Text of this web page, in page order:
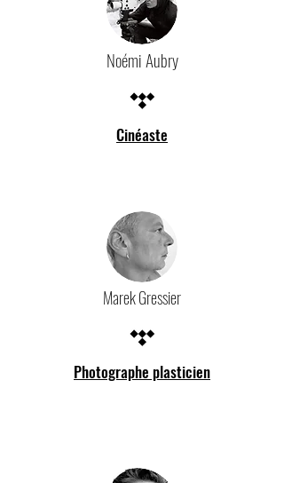
Noémi Aubry
Cinéaste
Marek Gressier
Photographe plasticien